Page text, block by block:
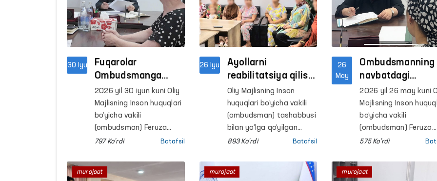
30 Iyu
Fuqarolar
Ombudsmanga
qanday masalalar
bilan murojaat
qilmoqda?
2026 yil 30 iyun kuni Oliy
Majlisning Inson huquqlari
bo‘yicha vakili
(ombudsman) Feruza
Eshmatovaning
797 Ko'rdi Batafsil
26 Iyu
Ayollarni
reabilitatsiya qilish
va moslashtirish
Sirdaryo viloyati
hududiy markazida
uchrashuv o’tkazildi
Oliy Majlisning Inson
huquqlari bo‘yicha vakili
(ombudsman) tashabbusi
bilan yo‘lga qo‘yilgan
“Tenglik va hurmat”
zoʻravonlikka uchragan
893 Ko'rdi Batafsil
26
May
Ombudsmanning
navbatdagi
fuqarolar qabuli
bo‘lib o‘tdi
2026 yil 26 may kuni
Majlisning Inson
bo‘yicha vakili
(ombudsman) Feruza
Eshmatovaning
qabuli bo‘lib o‘tdi.
575 Ko'rdi
murojaat murojaat murojaat
Ijtimoiy tarmoqlarda ayollar va
bolalarga nisbatan
zo‘ravonlikka qarshi kurashish
mexanizmlari
Ombudsmanning bir kuni
“Ombudsman soati”:
huquqlari bo‘yicha
darslar o‘tkazilmoqda